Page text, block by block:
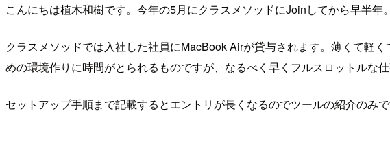
こんにちは植木和樹です。今年の5月にクラスメソッドにJoinしてから早半
クラスメソッドでは入社した社員にMacBook Airが貸与されます。薄くて軽
めの環境作りに時間がとられるものですが、なるべく早くフルスロットルな
セットアップ手順まで記載するとエントリが長くなるのでツールの紹介のみ